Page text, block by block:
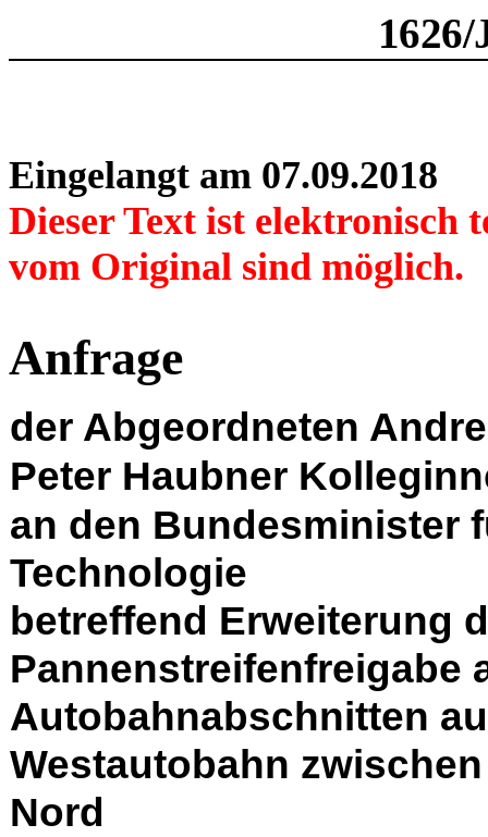
Eingelangt am 07.09.2018
Dieser Text ist elektronisch
vom Original sind möglich.
Anfrage
der Abgeordneten
Peter Haubner
an den Bundesminister
Technologie
betreffend Erweiterung
Pannenstreifenfreigabe
Autobahnabschnitten
Westautobahn
Nord